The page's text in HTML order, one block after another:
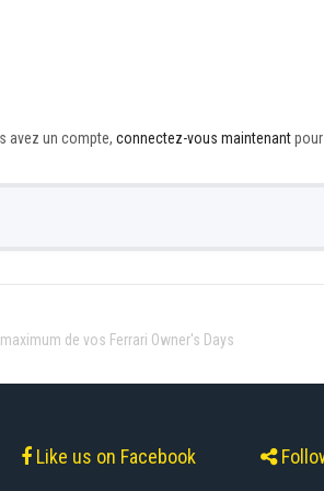
avez un compte, connectez-vous maintenant
de vos Ferrari Owner's Days
Like us on Facebook